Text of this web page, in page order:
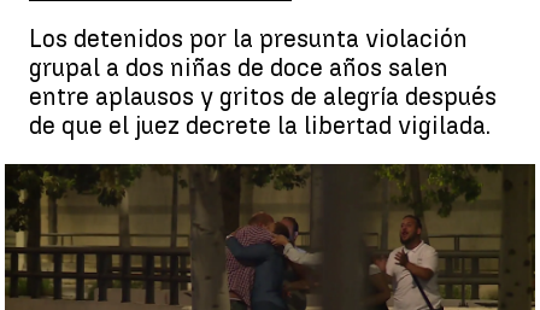
Los detenidos por la presunta violación
grupal a dos niñas de doce años salen
entre aplausos y gritos de alegría después
de que el juez decrete la libertad vigilada.
Los menores acusados de la violación en Burjassot salen entre
aplausos de familiares tras quedar en libertad vigilada: "Son
unos guerreros" |
Aplausos para los menores tras quedar en
libertad vigilada por la presunta violación en Burjassot: "Son
unos guerreros"